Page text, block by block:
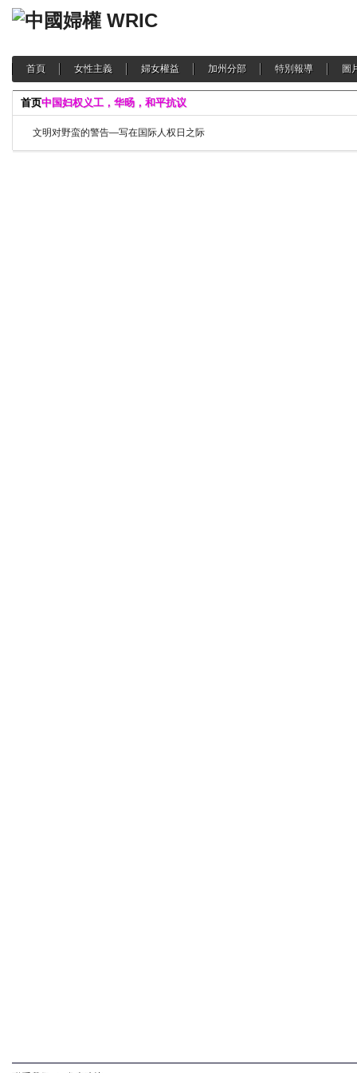
首頁 女性主義 婦女權益 加州分部 特別報導 圖
首页中国妇权义工，华旸，和平抗议
文明对野蛮的警告—写在国际人权日之际